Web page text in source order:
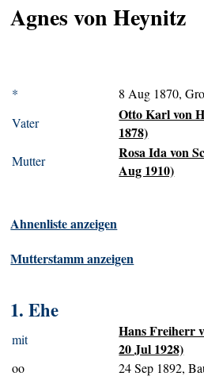
Agnes von Heynitz
*
8 Aug 1870,
Vater
Otto Karl von
1878)
Mutter
Rosa Ida von
Aug 1910)
Ahnenliste anzeigen
Mutterstamm anzeigen
1. Ehe
mit
Hans Freiherr
20 Jul 1928)
oo 24 Sep 1892,